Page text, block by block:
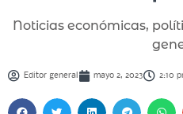
Noticias económicas,
Editor general mayo 2, 2023 2:10